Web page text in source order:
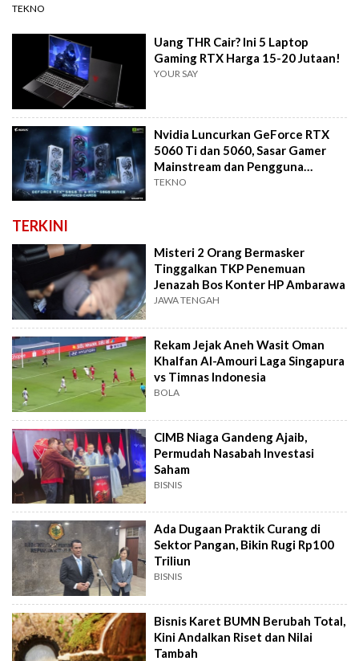
TEKNO
Uang THR Cair? Ini 5 Laptop
Gaming RTX Harga 15-20 Jutaan!
YOUR SAY
Nvidia Luncurkan GeForce RTX
5060 Ti dan 5060, Sasar Gamer
Mainstream dan Pengguna
Pemula AI
TEKNO
TERKINI
Misteri 2 Orang Bermasker
Tinggalkan TKP Penemuan
Jenazah Bos Konter HP Ambarawa
JAWA TENGAH
Rekam Jejak Aneh Wasit Oman
Khalfan Al-Amouri Laga Singapura
vs Timnas Indonesia
BOLA
CIMB Niaga Gandeng Ajaib,
Permudah Nasabah Investasi
Saham
BISNIS
Ada Dugaan Praktik Curang di
Sektor Pangan, Bikin Rugi Rp100
Triliun
BISNIS
Bisnis Karet BUMN Berubah Total,
Kini Andalkan Riset dan Nilai
Tambah